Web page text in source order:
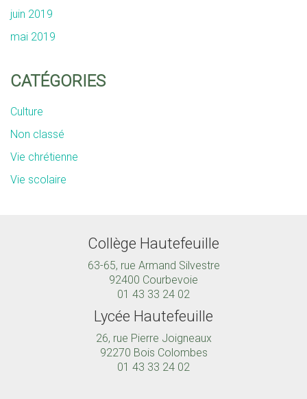
juin 2019
mai 2019
CATÉGORIES
Culture
Non classé
Vie chrétienne
Vie scolaire
Collège Hautefeuille
63-65, rue Armand Silvestre
92400 Courbevoie
01 43 33 24 02
Lycée Hautefeuille
26, rue Pierre Joigneaux
92270 Bois Colombes
01 43 33 24 02